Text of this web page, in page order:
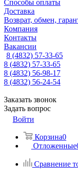
Способы оплаты
Доставка
Возврат, обмен,
Компания
Контакты
Вакансии
8 (4832) 57-33-65
8 (4832) 57-33-65
8 (4832) 56-98-17
8 (4832) 56-24-54
Заказать звонок
Задать вопрос
Войти
Корзина0
Отложенные
Сравнение